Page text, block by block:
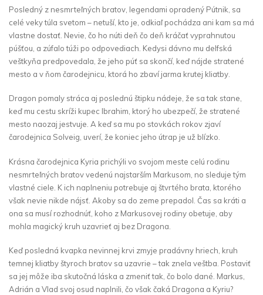
Posledný z nesmrteľných bratov, legendami opradený Pútnik, sa
celé veky túla svetom – netuší, kto je, odkiaľ pochádza ani kam sa má
vlastne dostať. Nevie, čo ho núti deň čo deň kráčať vyprahnutou
púšťou, a zúfalo túži po odpovediach. Kedysi dávno mu delfská
veštkyňa predpovedala, že jeho púť sa skončí, keď nájde stratené
mesto a v ňom čarodejnicu, ktorá ho zbaví jarma krutej kliatby.
Dragon pomaly stráca aj poslednú štipku nádeje, že sa tak stane,
keď mu cestu skríži kupec Ibrahim, ktorý ho ubezpečí, že stratené
mesto naozaj jestvuje. A keď sa mu po stovkách rokov zjaví
čarodejnica Solveig, uverí, že koniec jeho útrap je už blízko.
Krásna čarodejnica Kyria prichýli vo svojom meste celú rodinu
nesmrteľných bratov vedenú najstarším Markusom, no sleduje tým
vlastné ciele. K ich naplneniu potrebuje aj štvrtého brata, ktorého
však nevie nikde nájsť. Akoby sa do zeme prepadol. Čas sa kráti a
ona sa musí rozhodnúť, koho z Markusovej rodiny obetuje, aby
mohla magický kruh uzavrieť aj bez Dragona.
Keď posledná kvapka nevinnej krvi zmyje pradávny hriech, kruh
temnej kliatby štyroch bratov sa uzavrie – tak znela veštba. Postaviť
sa jej môže iba skutočná láska a zmeniť tak, čo bolo dané. Markus,
Adrián a Vlad svoj osud naplnili, čo však čaká Dragona a Kyriu?